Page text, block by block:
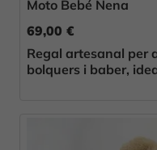
Moto Bebé Nena
69,00 €
Regal artesanal per
bolquers i baber,